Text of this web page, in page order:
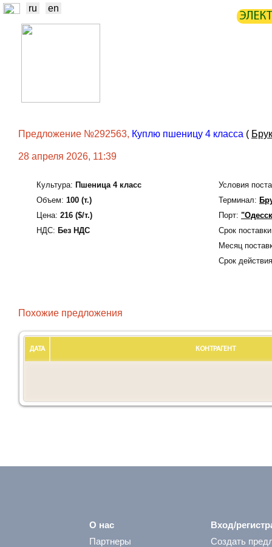
ru en
Предложение №292563, Куплю пшеницу 4 класса (
28 апреля 2026, 11:39
Культура: Пшеница 4 класс
Объем: 100 (т.)
Цена: 216 ($/т.)
НДС: Без НДС
Условия
Терминал:
Порт:
Срок
Месяц
Срок
Похожие предложения
ДАТА КОНТРАГЕНТ
О нас
Партнеры
Вход/
Создать